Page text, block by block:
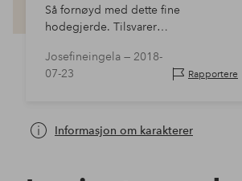
Så fornøyd med dette fine
hodegjerde. Tilsvarer
virkeligheten. Kjøpt med 25% rabatt
og definitivt verdt pengene.
Josefineingela — 2018-
07-23
Rapportere
Informasjon om karakterer